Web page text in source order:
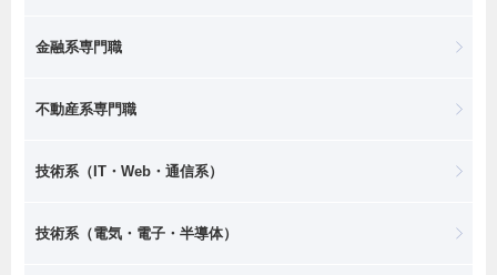
金融系専門職
不動産系専門職
技術系（IT・Web・通信系）
技術系（電気・電子・半導体）